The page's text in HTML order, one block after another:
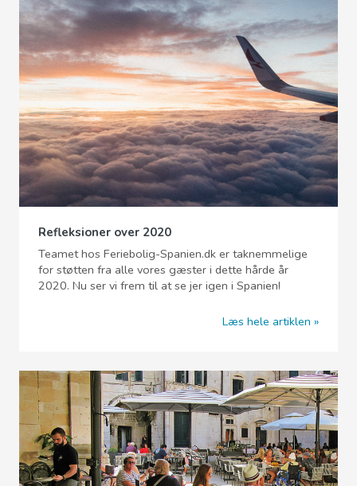
Refleksioner over 2020
Teamet hos Feriebolig-Spanien.dk er taknemmelige
for støtten fra alle vores gæster i dette hårde år
2020. Nu ser vi frem til at se jer igen i Spanien!
Læs hele artiklen